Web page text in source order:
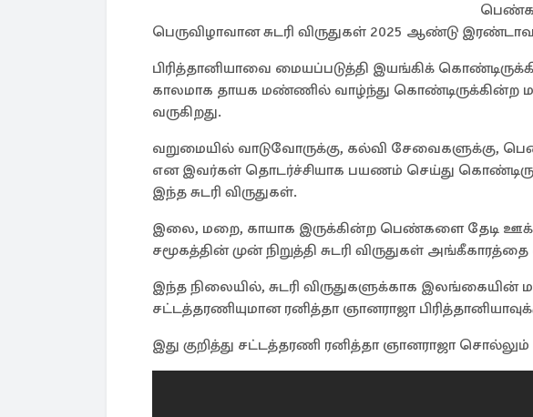
பெருவிழாவான சுடரி விருதுகள் 2025 ஆண்டு
பிரித்தானியாவை மையப்படுத்தி இயங்கிக்
காலமாக தாயக மண்ணில் வாழ்ந்து கொண்டிருக்கின்ற
வருகிறது.
வறுமையில் வாடுவோருக்கு, கல்வி சேவைகளுக்கு,
என இவர்கள் தொடர்ச்சியாக பயணம் செய்து
இந்த சுடரி விருதுகள்.
இலை, மறை, காயாக இருக்கின்ற பெண்களை தேடி
சமூகத்தின் முன் நிறுத்தி சுடரி விருதுகள்
இந்த நிலையில், சுடரி விருதுகளுக்காக இலங்கையின்
சட்டத்தரணியுமான ரனித்தா ஞானராஜா
இது குறித்து சட்டத்தரணி ரனித்தா ஞானராஜா